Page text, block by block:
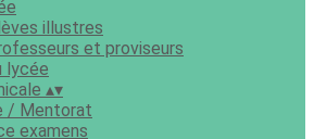
illustres
et proviseurs
lycée
▴▾
/ Mentorat
examens